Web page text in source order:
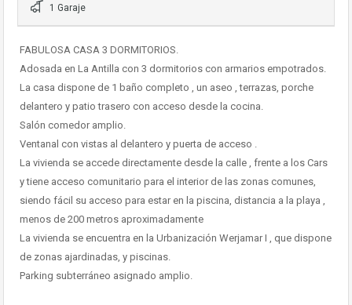
1 Garaje
FABULOSA CASA 3 DORMITORIOS.
Adosada en La Antilla con 3 dormitorios con armarios empotrados.
La casa dispone de 1 baño completo , un aseo , terrazas, porche
delantero y patio trasero con acceso desde la cocina.
Salón comedor amplio.
Ventanal con vistas al delantero y puerta de acceso .
La vivienda se accede directamente desde la calle , frente a los Cars
y tiene acceso comunitario para el interior de las zonas comunes,
siendo fácil su acceso para estar en la piscina, distancia a la playa ,
menos de 200 metros aproximadamente
La vivienda se encuentra en la Urbanización Werjamar I , que dispone
de zonas ajardinadas, y piscinas.
Parking subterráneo asignado amplio.